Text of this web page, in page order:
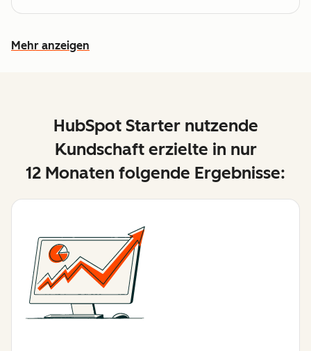
Mehr anzeigen
Weitere Funktionen ansehen
HubSpot Starter nutzende
Kundschaft erzielte in nur
12 Monaten folgende Ergebnisse: